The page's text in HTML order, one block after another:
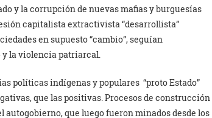
y la corrupción de nuevas mafias y burguesías
capitalista extractivista “desarrollista”
en supuesto “cambio”, seguían
la violencia patriarcal.
políticas indígenas y populares “proto Estado”
que las positivas. Procesos de construcción
que luego fueron minados desde los